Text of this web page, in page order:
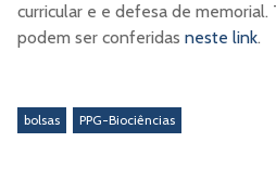
curricular e e defesa de memorial.
podem ser conferidas neste link.
bolsas PPG-Biociências